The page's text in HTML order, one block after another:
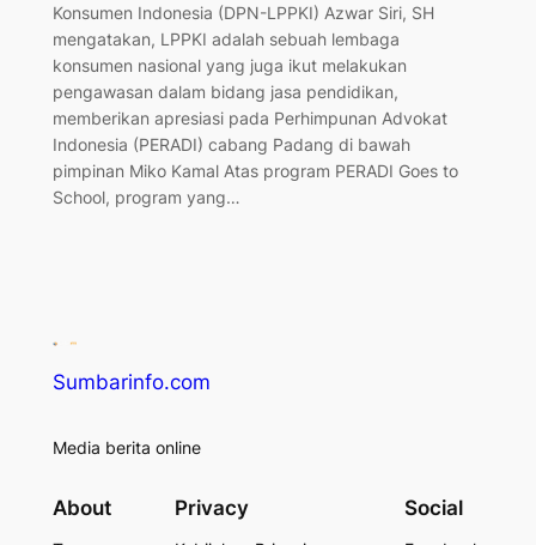
Konsumen Indonesia (DPN-LPPKI) Azwar Siri, SH
mengatakan, LPPKI adalah sebuah lembaga
konsumen nasional yang juga ikut melakukan
pengawasan dalam bidang jasa pendidikan,
memberikan apresiasi pada Perhimpunan Advokat
Indonesia (PERADI) cabang Padang di bawah
pimpinan Miko Kamal Atas program PERADI Goes to
School, program yang…
Sumbarinfo.com
Media berita online
About Privacy Social